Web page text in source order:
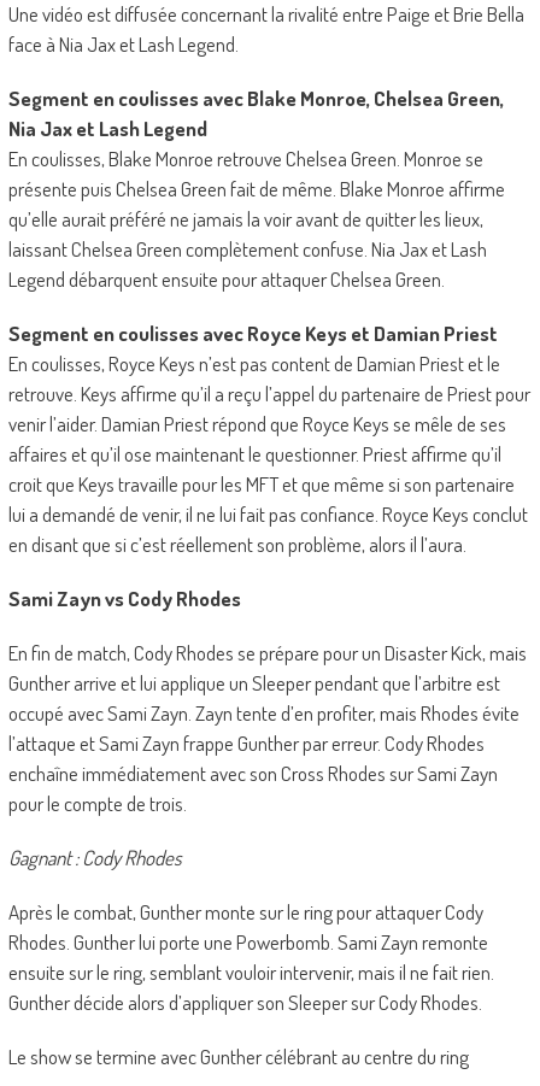
Une vidéo est diffusée concernant la rivalité entre Paige et Brie Bella
face à Nia Jax et Lash Legend.
Segment en coulisses avec Blake Monroe, Chelsea Green,
Nia Jax et Lash Legend
En coulisses, Blake Monroe retrouve Chelsea Green. Monroe se
présente puis Chelsea Green fait de même. Blake Monroe affirme
qu’elle aurait préféré ne jamais la voir avant de quitter les lieux,
laissant Chelsea Green complètement confuse. Nia Jax et Lash
Legend débarquent ensuite pour attaquer Chelsea Green.
Segment en coulisses avec Royce Keys et Damian Priest
En coulisses, Royce Keys n’est pas content de Damian Priest et le
retrouve. Keys affirme qu’il a reçu l’appel du partenaire de Priest pour
venir l’aider. Damian Priest répond que Royce Keys se mêle de ses
affaires et qu’il ose maintenant le questionner. Priest affirme qu’il
croit que Keys travaille pour les MFT et que même si son partenaire
lui a demandé de venir, il ne lui fait pas confiance. Royce Keys conclut
en disant que si c’est réellement son problème, alors il l’aura.
Sami Zayn vs Cody Rhodes
En fin de match, Cody Rhodes se prépare pour un Disaster Kick, mais
Gunther arrive et lui applique un Sleeper pendant que l’arbitre est
occupé avec Sami Zayn. Zayn tente d’en profiter, mais Rhodes évite
l’attaque et Sami Zayn frappe Gunther par erreur. Cody Rhodes
enchaîne immédiatement avec son Cross Rhodes sur Sami Zayn
pour le compte de trois.
Gagnant : Cody Rhodes
Après le combat, Gunther monte sur le ring pour attaquer Cody
Rhodes. Gunther lui porte une Powerbomb. Sami Zayn remonte
ensuite sur le ring, semblant vouloir intervenir, mais il ne fait rien.
Gunther décide alors d’appliquer son Sleeper sur Cody Rhodes.
Le show se termine avec Gunther célébrant au centre du ring